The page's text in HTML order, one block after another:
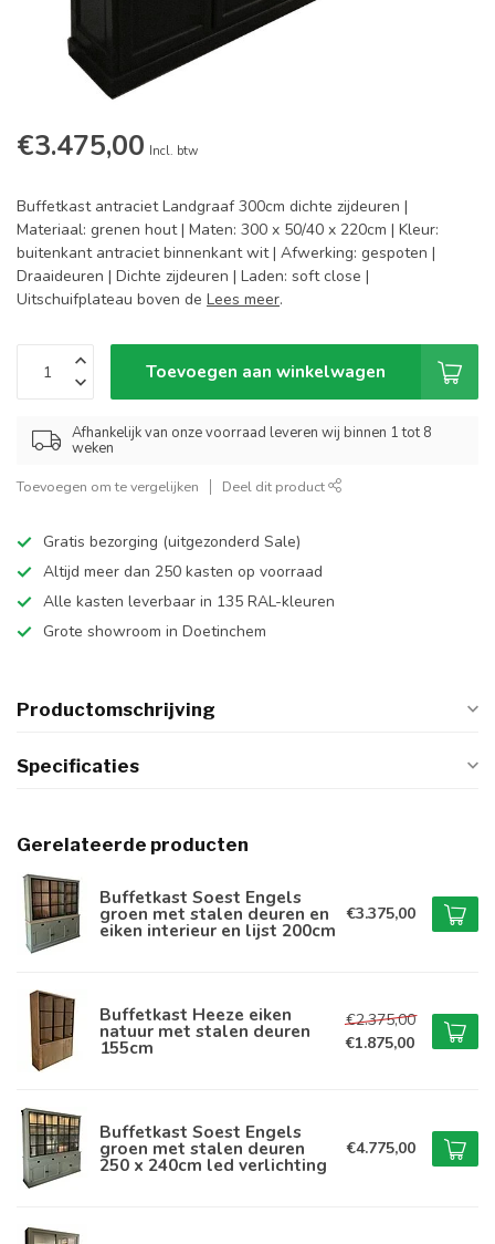
€3.475,00 Incl. btw
Buffetkast antraciet Landgraaf 300cm dichte zijdeuren |
Materiaal: grenen hout | Maten: 300 x 50/40 x 220cm | Kleur:
buitenkant antraciet binnenkant wit | Afwerking: gespoten |
Draaideuren | Dichte zijdeuren | Laden: soft close |
Uitschuifplateau boven de Lees meer.
Toevoegen aan winkelwagen
Afhankelijk van onze voorraad leveren wij binnen 1 tot 8
weken
Toevoegen om te vergelijken Deel dit product
Gratis bezorging (uitgezonderd Sale)
Altijd meer dan 250 kasten op voorraad
Alle kasten leverbaar in 135 RAL-kleuren
Grote showroom in Doetinchem
Productomschrijving
Specificaties
Gerelateerde producten
Buffetkast Soest Engels
groen met stalen deuren en
eiken interieur en lijst 200cm
€3.375,00
Buffetkast Heeze eiken
natuur met stalen deuren
155cm
€2.375,00
€1.875,00
Buffetkast Soest Engels
groen met stalen deuren
250 x 240cm led verlichting
€4.775,00